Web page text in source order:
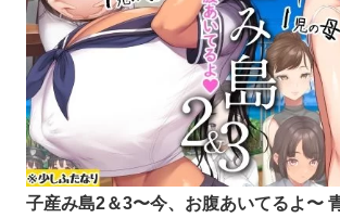
子産み島2＆3〜今、お腹あいてるよ〜